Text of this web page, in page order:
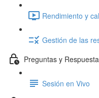
Rendimiento y
Gestión de las
Preguntas y
Sesión en Vivo